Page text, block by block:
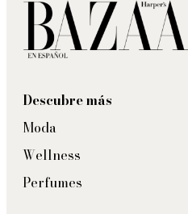
Descubre más
Moda
Wellness
Perfumes